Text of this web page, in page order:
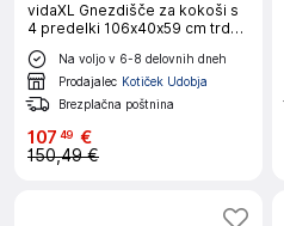
vidaXL Gnezdišče za kokoši s
4 predelki 106x40x59 cm trdna
borovina
Na voljo v 6-8 delovnih dneh
Prodajalec Kotiček Udobja
Brezplačna poštnina
107 49 €
150,49 €